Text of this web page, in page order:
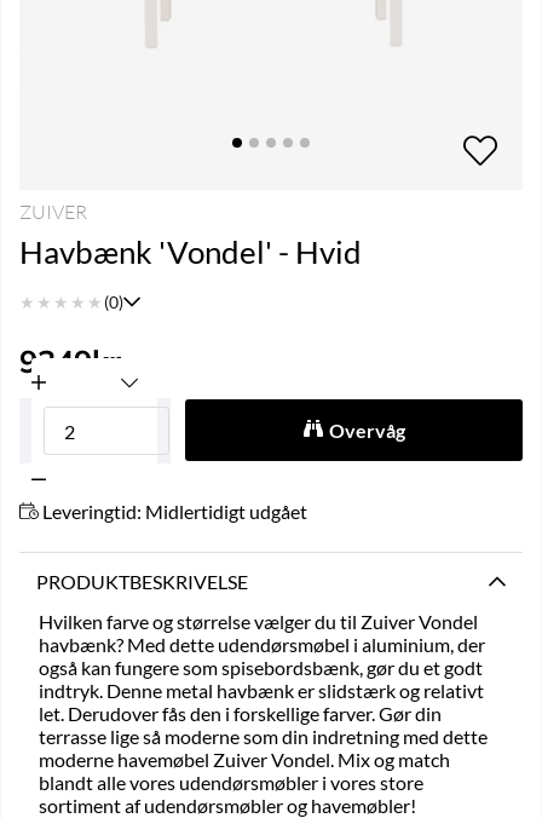
ZUIVER
Havbænk 'Vondel' - Hvid
★ ★ ★ ★ ★ (0)
9349kr
Overvåg
Leveringtid: Midlertidigt udgået
PRODUKTBESKRIVELSE
Hvilken farve og størrelse vælger du til Zuiver Vondel
havbænk? Med dette udendørsmøbel i aluminium, der
også kan fungere som spisebordsbænk, gør du et godt
indtryk. Denne metal havbænk er slidstærk og relativt
let. Derudover fås den i forskellige farver. Gør din
terrasse lige så moderne som din indretning med dette
moderne havemøbel Zuiver Vondel. Mix og match
blandt alle vores udendørsmøbler i vores store
sortiment af udendørsmøbler og havemøbler!